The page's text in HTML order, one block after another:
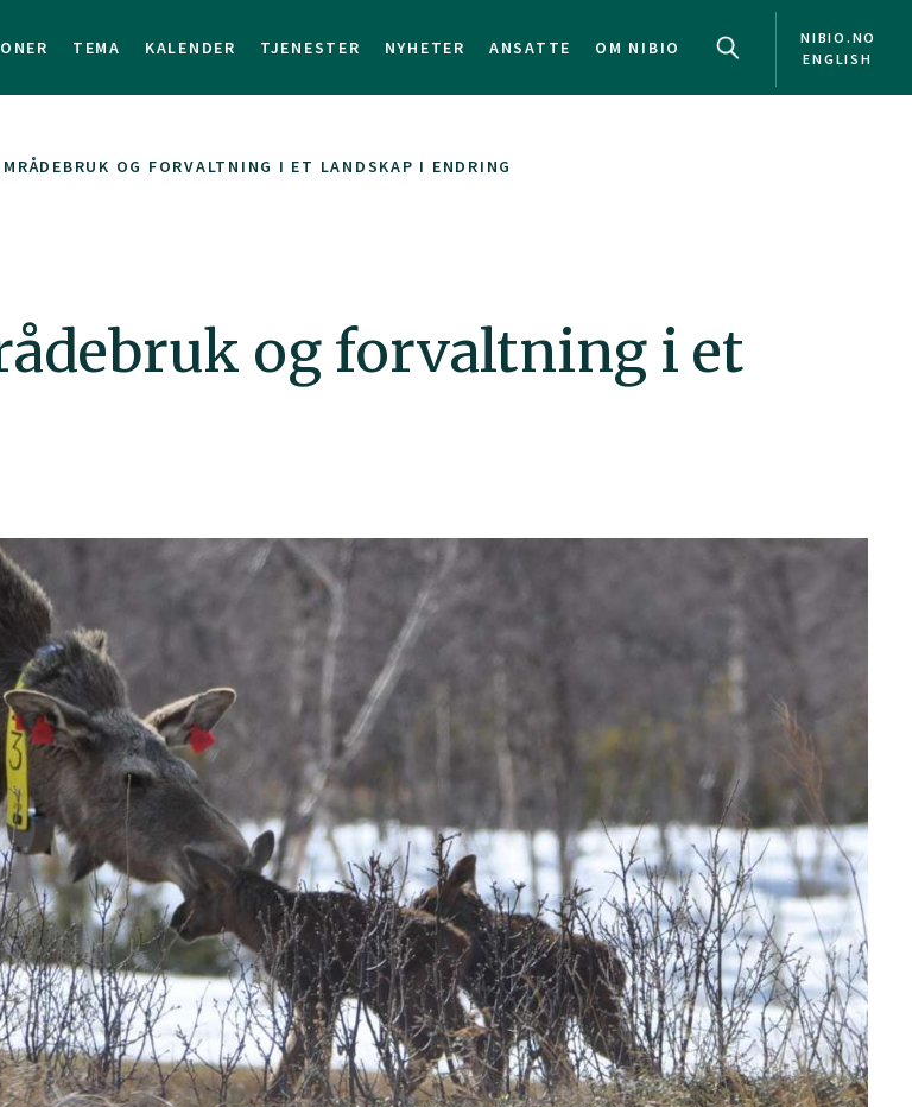
TEMA KALENDER TJENESTER NYHETER ANSATTE OM NIBIO
NIBIO.NO
ENGLISH
OG FORVALTNING I ET LANDSKAP I ENDRING
og forvaltning i et